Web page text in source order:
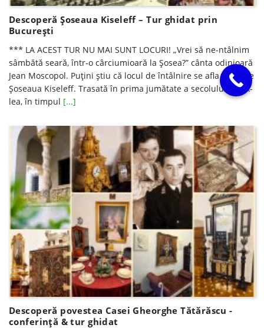
Descoperă Șoseaua Kiseleff – Tur ghidat prin
Bucureşti
*** LA ACEST TUR NU MAI SUNT LOCURI! „Vrei să ne-ntâlnim
sâmbătă seară, într-o cârciumioară la Șosea?” cânta odinioară
Jean Moscopol. Puțini știu că locul de întâlnire se afla chiar pe
Șoseaua Kiseleff. Trasată în prima jumătate a secolului al XIX-
lea, în timpul [...]
Descoperă povestea Casei Gheorghe Tătărăscu -
conferință & tur ghidat